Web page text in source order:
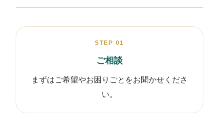
STEP 01
ご相談
まずはご希望やお困りごとをお聞かせくださ
い。